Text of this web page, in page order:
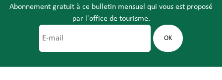
Abonnement gratuit à ce bulletin mensuel qui vous est proposé
par l'office de tourisme.